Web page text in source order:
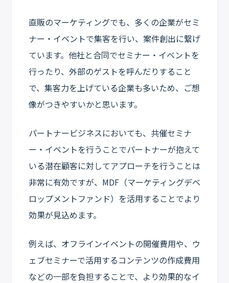
直販のマーケティングでも、多くの企業がセミ
ナー・イベントで集客を行い、案件創出に繋げ
ています。他社と合同でセミナー・イベントを
行ったり、外部のゲストを呼んだりすること
で、集客力を上げている企業も多いため、ご想
像がつきやすいかと思います。
パートナービジネスにおいても、共催セミナ
ー・イベントを行うことでパートナーが抱えて
いる潜在顧客に対してアプローチを行うことは
非常に有効ですが、MDF（マーケティングデベ
ロップメントファンド）を活用することでより
効果が見込めます。
例えば、オフラインイベントの開催費用や、ウ
ェブセミナーで活用するコンテンツの作成費用
などの一部を負担することで、より効果的なイ